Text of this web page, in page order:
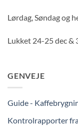
Lørdag, Søndag og
Lukket 24-25 dec &
GENVEJE
Guide -
Kontrolrapporter